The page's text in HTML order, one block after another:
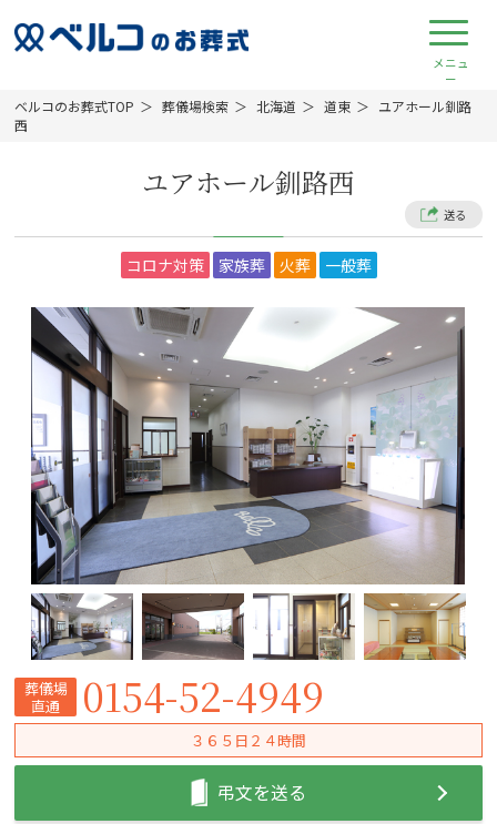
ベルコのお葬式TOP 葬儀場検索 北海道 道東
ユアホール釧路
西
ユアホール釧路西
送る
コロナ対策 家族葬 火葬 一般葬
葬儀場
直通
0154-52-4949
３６５日２４時間
弔文を送る